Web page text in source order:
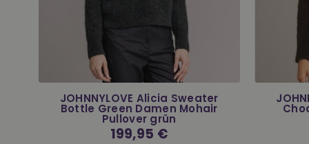
JOHNNYLOVE Alicia Sweater
Bottle Green Damen Mohair
Pullover grün
Normaler
Preis
199,95 €